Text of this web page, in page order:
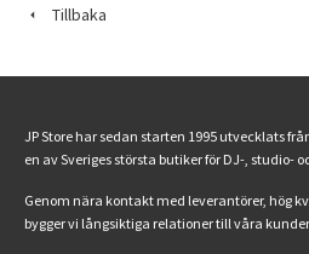
Tillbaka
JP Store har sedan starten 1995 utvecklats
en av Sveriges största butiker för DJ-, studio-
Genom nära kontakt med leverantörer, hög
bygger vi långsiktiga relationer till våra